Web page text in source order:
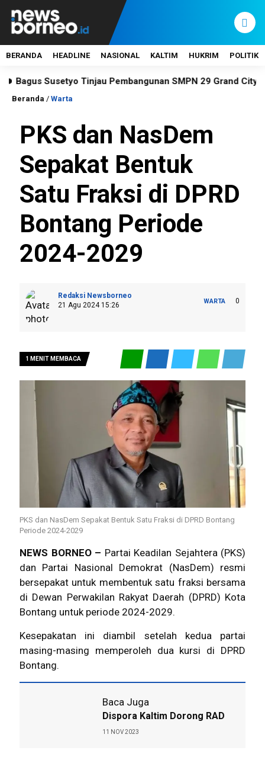
BERANDA HEADLINE NASIONAL KALTIM HUKRIM POLITIK
Susetyo Tinjau Pembangunan SMPN 29 Grand City
Beranda / Warta
PKS dan NasDem
Sepakat Bentuk
Satu Fraksi di DPRD
Bontang Periode
2024-2029
Redaksi Newsborneo
21 Agu 2024 15:26
WARTA 0
1 MENIT MEMBACA
PKS dan NasDem Sepakat Bentuk Satu Fraksi di DPRD Bontang
Periode 2024-2029
NEWS BORNEO – Partai Keadilan Sejahtera (PKS)
dan Partai Nasional Demokrat (NasDem) resmi
bersepakat untuk membentuk satu fraksi bersama
di Dewan Perwakilan Rakyat Daerah (DPRD) Kota
Bontang untuk periode 2024-2029.
Kesepakatan ini diambil setelah kedua partai
masing-masing memperoleh dua kursi di DPRD
Bontang.
Baca Juga
Dispora Kaltim Dorong RAD
11 NOV 2023